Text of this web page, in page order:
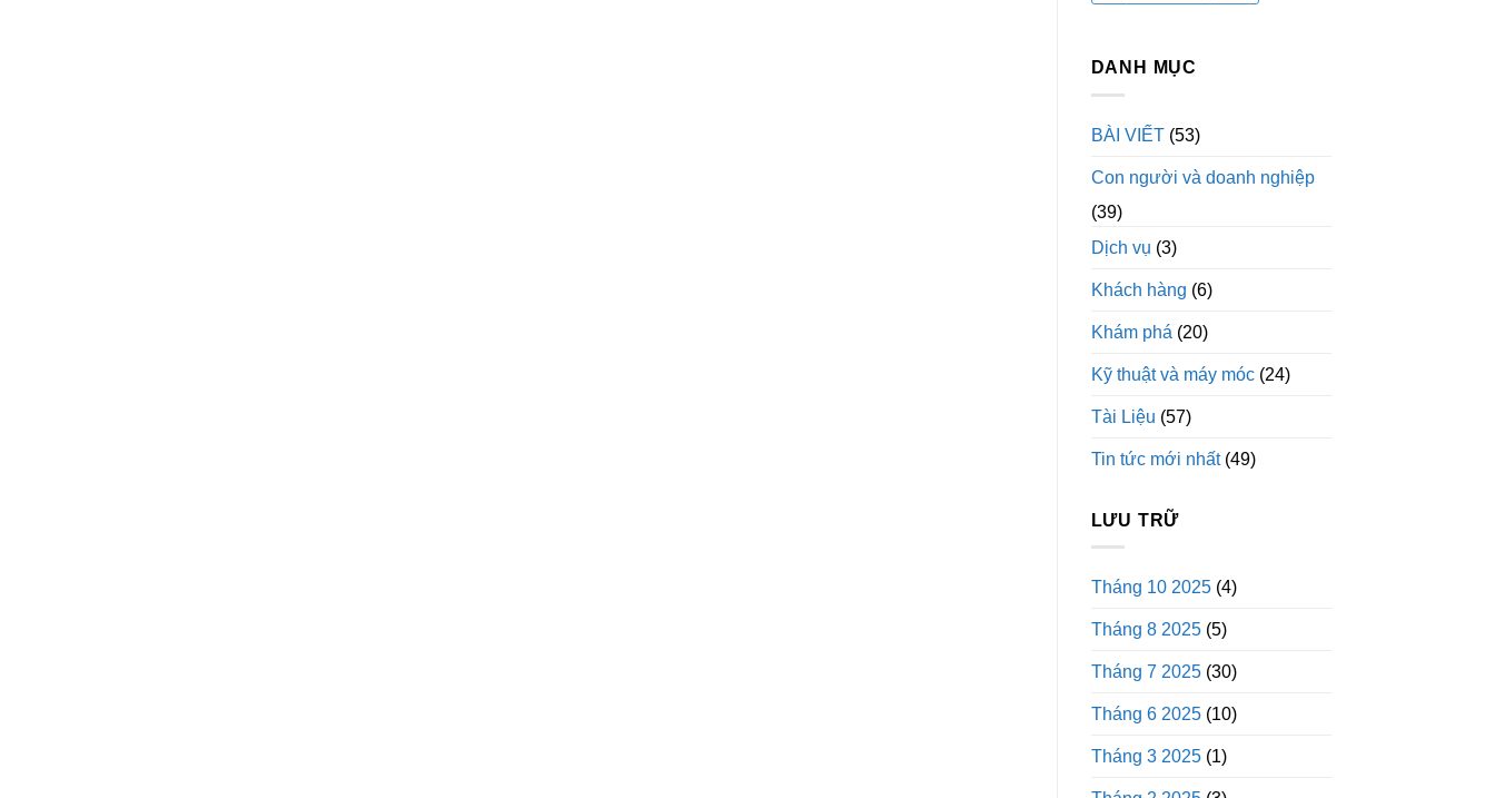
DANH MỤC
BÀI VIẾT(53)
Con người và doanh nghiệp
(39)
Dịch vụ (3)
Khách hàng (6)
Khám phá (20)
Kỹ thuật và máy móc(24)
Tài Liệu (57)
Tin tức mới nhất(49)
LƯU TRỮ
Tháng 10 2025(4)
Tháng 8 2025(5)
Tháng 7 2025(30)
Tháng 6 2025(10)
Tháng 3 2025(1)